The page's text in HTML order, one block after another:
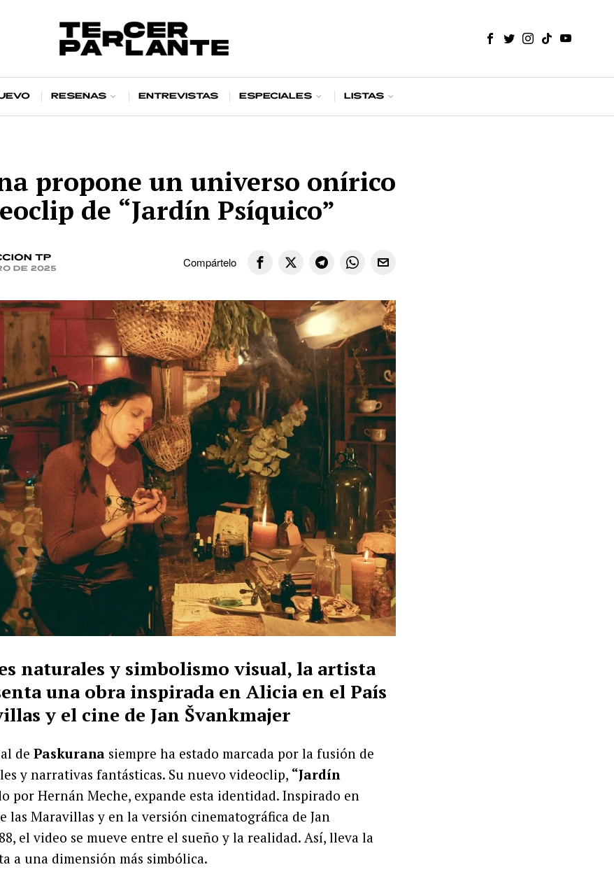
Reseñas Entrevistas Especiales Listas
propone un universo onírico
de “Jardín Psíquico”
TP
de 2025 Compártelo
naturales y simbolismo visual, la artista
una obra inspirada en Alicia en el País
y el cine de Jan Švankmajer
de Paskurana siempre ha estado marcada por la fusión de
y narrativas fantásticas. Su nuevo videoclip, “Jardín
por Hernán Meche, expande esta identidad. Inspirado en
las Maravillas y en la versión cinematográfica de Jan
el video se mueve entre el sueño y la realidad. Así, lleva la
a una dimensión más simbólica.